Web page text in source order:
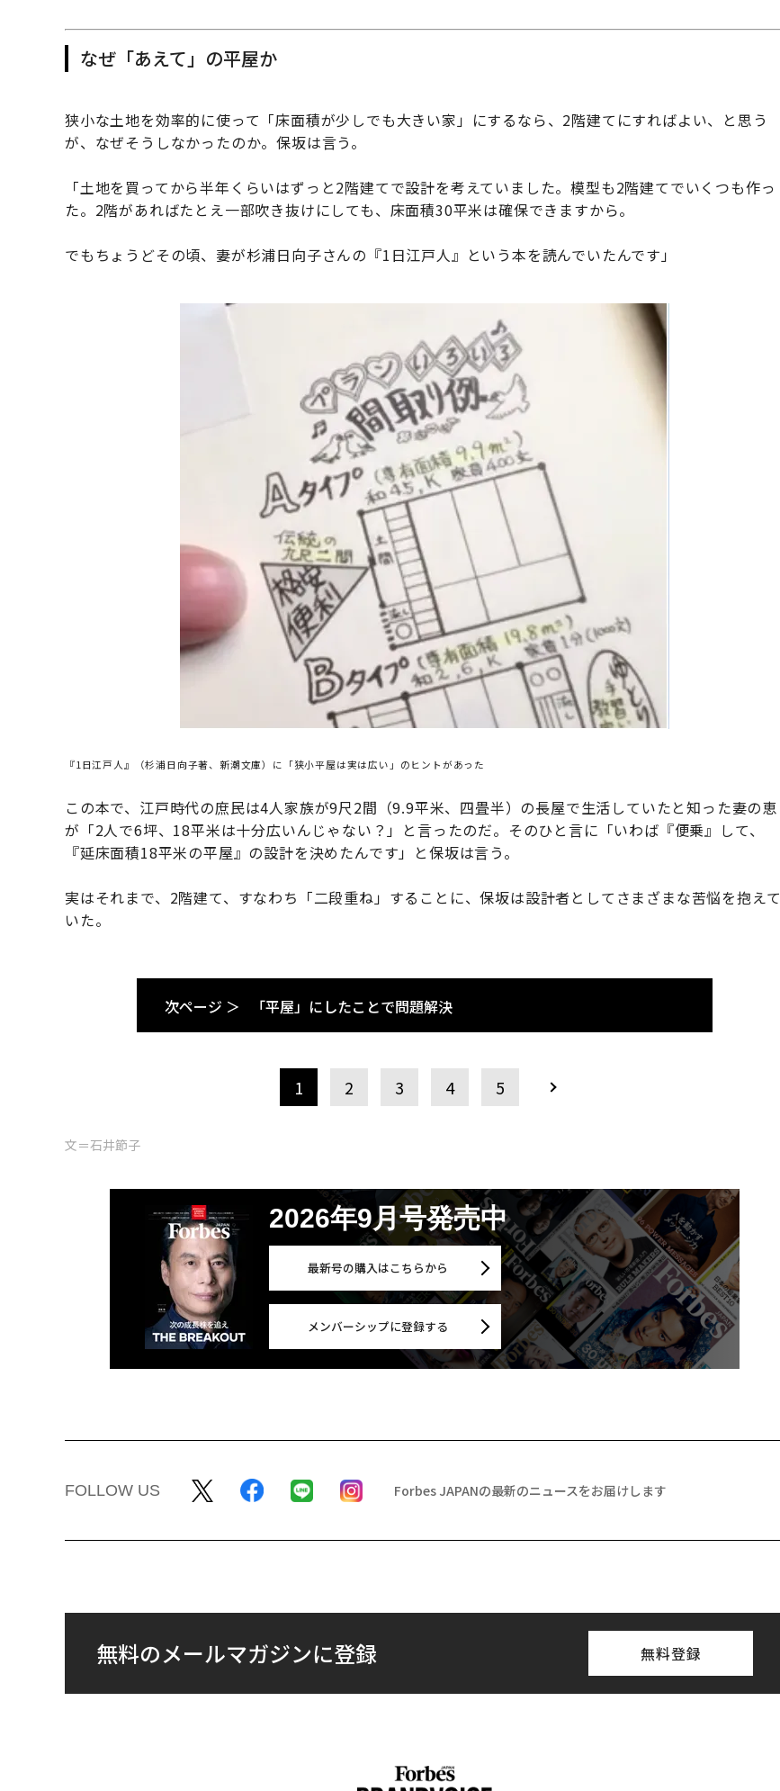
なぜ「あえて」の平屋か
狭小な土地を効率的に使って「床面積が少しでも大きい家」にするなら、2階建てにすればよい、と思う
が、なぜそうしなかったのか。保坂は言う。
「土地を買ってから半年くらいはずっと2階建てで設計を考えていました。模型も2階建てでいくつも作っ
た。2階があればたとえ一部吹き抜けにしても、床面積30平米は確保できますから。
でもちょうどその頃、妻が杉浦日向子さんの『1日江戸人』という本を読んでいたんです」
『1日江戸人』（杉浦日向子著、新潮文庫）に「狭小平屋は実は広い」のヒントがあった
この本で、江戸時代の庶民は4人家族が9尺2間（9.9平米、四畳半）の長屋で生活していたと知った妻の恵
が「2人で6坪、18平米は十分広いんじゃない？」と言ったのだ。そのひと言に「いわば『便乗』して、
『延床面積18平米の平屋』の設計を決めたんです」と保坂は言う。
実はそれまで、2階建て、すなわち「二段重ね」することに、保坂は設計者としてさまざまな苦悩を抱えて
いた。
次ページ ＞ 「平屋」にしたことで問題解決
1 2 3 4 5
文＝石井節子
2026年9月号発売中
最新号の購入はこちらから
メンバーシップに登録する
FOLLOW US Forbes JAPANの最新のニュースをお届けします
無料のメールマガジンに登録 無料登録